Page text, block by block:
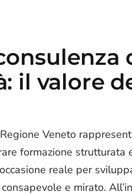
il valore
Veneto
formazione strutturata
reale per
e mirato.